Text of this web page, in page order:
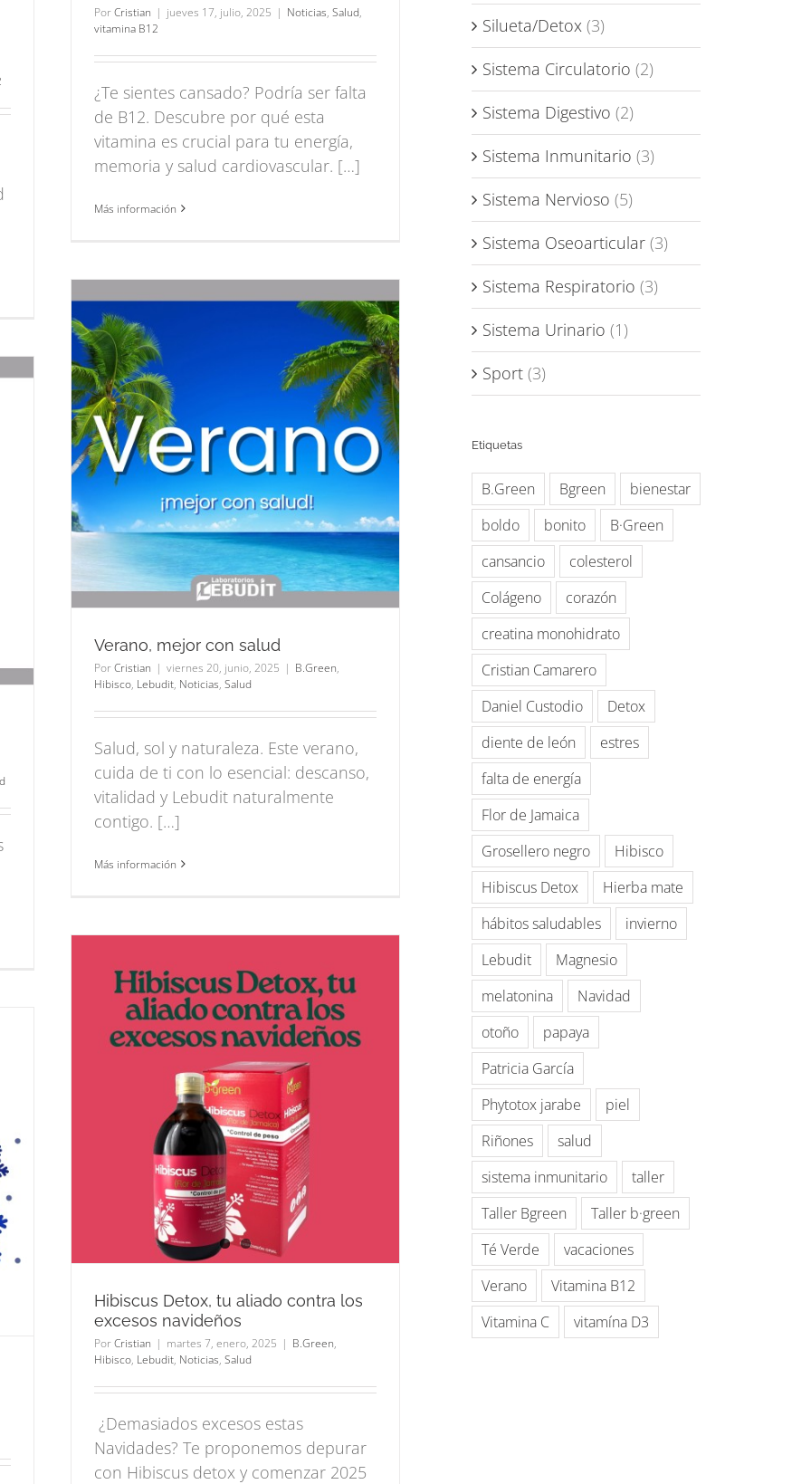
PorCristian | jueves 17, julio, 2025 | Noticias, Salud,
vitamina B12
¿Te sientes cansado? Podría ser falta
de B12. Descubre por qué esta
vitamina es crucial para tu energía,
memoria y salud cardiovascular. […]
Más información
Verano, mejor con salud
PorCristian | viernes 20, junio, 2025 | B.Green,
Hibisco, Lebudit, Noticias, Salud
Salud, sol y naturaleza. Este verano,
cuida de ti con lo esencial: descanso,
vitalidad y Lebudit naturalmente
contigo. […]
Más información
Hibiscus Detox, tu aliado contra los
excesos navideños
PorCristian | martes 7, enero, 2025 | B.Green,
Hibisco, Lebudit, Noticias, Salud
¿Demasiados excesos estas
Navidades? Te proponemos depurar
con Hibiscus detox y comenzar 2025
Silueta/Detox (3)
Sistema Circulatorio (2)
Sistema Digestivo (2)
Sistema Inmunitario (3)
Sistema Nervioso (5)
Sistema Oseoarticular (3)
Sistema Respiratorio (3)
Sistema Urinario (1)
Sport (3)
Etiquetas
B.Green Bgreen
bienestar
boldo
bonito
B·Green
cansancio
colesterol
Colágeno
corazón
creatina monohidrato
Cristian Camarero
Daniel Custodio
Detox
diente de león
estres
falta de energía
Flor de Jamaica
Grosellero negro
Hibisco
Hibiscus Detox
Hierba mate
hábitos saludables
invierno
Lebudit
Magnesio
melatonina
Navidad
otoño
papaya
Patricia García
Phytotox jarabe
piel
Riñones
salud
sistema inmunitario
taller
Taller Bgreen
Taller b·green
Té Verde
vacaciones
Verano
Vitamina B12
Vitamina C
vitamína D3